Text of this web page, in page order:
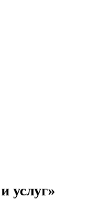
услуг»